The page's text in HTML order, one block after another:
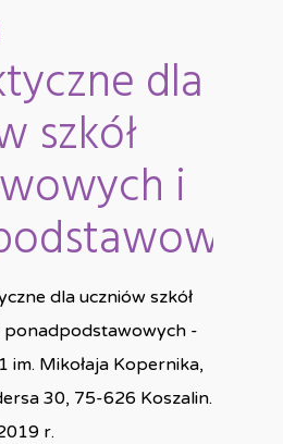
dla
szkół
i
dla uczniów szkół
-
im. Mikołaja Kopernika,
30, 75-626 Koszalin.
r.